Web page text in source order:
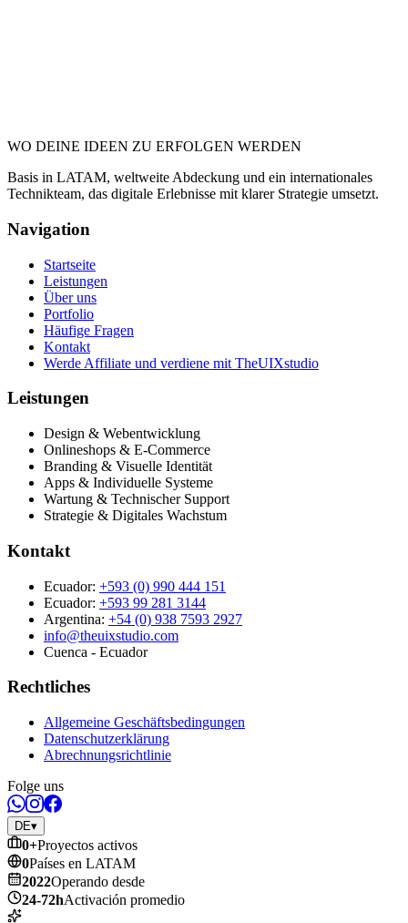
WO DEINE IDEEN ZU ERFOLGEN WERDEN
Basis in LATAM, weltweite Abdeckung und ein internationales
Technikteam, das digitale Erlebnisse mit klarer Strategie umsetzt.
Navigation
Startseite
Leistungen
Über uns
Portfolio
Häufige Fragen
Kontakt
Werde Affiliate und verdiene mit TheUIXstudio
Leistungen
Design & Webentwicklung
Onlineshops & E-Commerce
Branding & Visuelle Identität
Apps & Individuelle Systeme
Wartung & Technischer Support
Strategie & Digitales Wachstum
Kontakt
Ecuador: +593 (0) 990 444 151
Ecuador: +593 99 281 3144
Argentina: +54 (0) 938 7593 2927
info@theuixstudio.com
Cuenca - Ecuador
Rechtliches
Allgemeine Geschäftsbedingungen
Datenschutzerklärung
Abrechnungsrichtlinie
Folge uns
DE▾
0+Proyectos activos
0Países en LATAM
2022Operando desde
24-72hActivación promedio